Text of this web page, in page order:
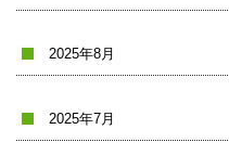
2025年8月
2025年7月